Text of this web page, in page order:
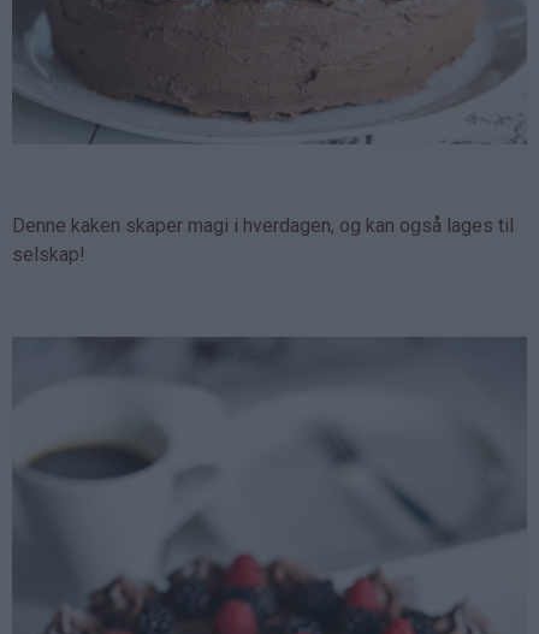
Denne kaken skaper magi i hverdagen, og kan også lages til
selskap!